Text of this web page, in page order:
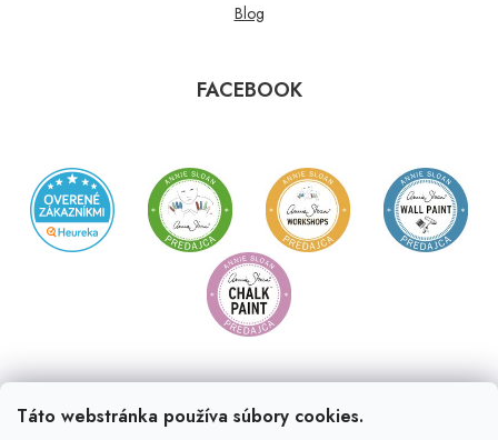
Táto webstránka používa súbory cookies.
Blog
FACEBOOK